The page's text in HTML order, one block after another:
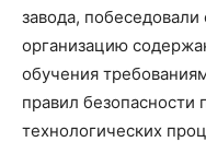
завода,
организацию
обучения
правил безопасности
технологических